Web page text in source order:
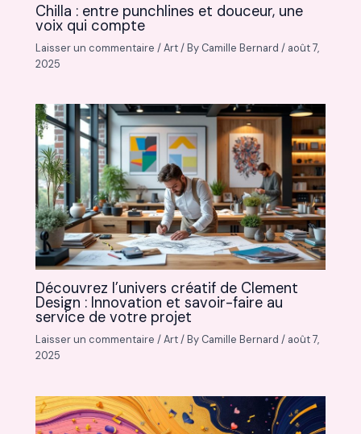
Chilla : entre punchlines et douceur, une
voix qui compte
Laisser un commentaire /Art/ By Camille Bernard/ août 7,
2025
Découvrez l’univers créatif de Clement
Design : Innovation et savoir-faire au
service de votre projet
Laisser un commentaire /Art/ By Camille Bernard/ août 7,
2025